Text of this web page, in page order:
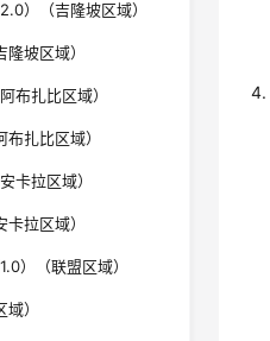
）（吉隆坡区域）
坡区域）
布扎比区域）
扎比区域）
卡拉区域）
拉区域）
）（联盟区域）
）